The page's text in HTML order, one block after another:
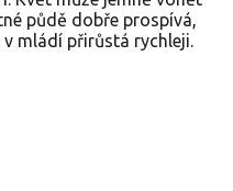
půdě dobře prospívá,
mládí přirůstá rychleji.